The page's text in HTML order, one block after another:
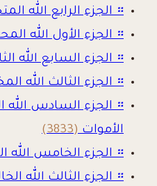
። الجزء الرابع الله
። الجزء الأول الله
። الجزء السابع الله
። الجزء الثالث الله
። الجزء السادس الله
الأموات(3833)
። الجزء الخامس الله
። الجزء الثالث الله